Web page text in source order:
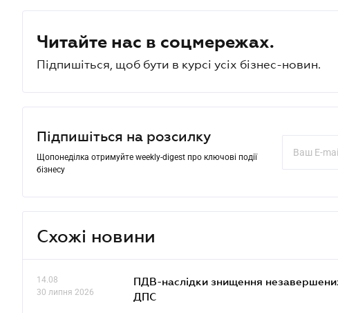
Читайте нас в соцмережах.
Підпишіться, щоб бути в курсі усіх бізнес-новин.
Підпишіться на розсилку
Щопонеділка отримуйте weekly-digest про ключові події
бізнесу
Схожі новини
14.08
30 липня 2026
ПДВ-наслідки знищення незавершених
ДПС